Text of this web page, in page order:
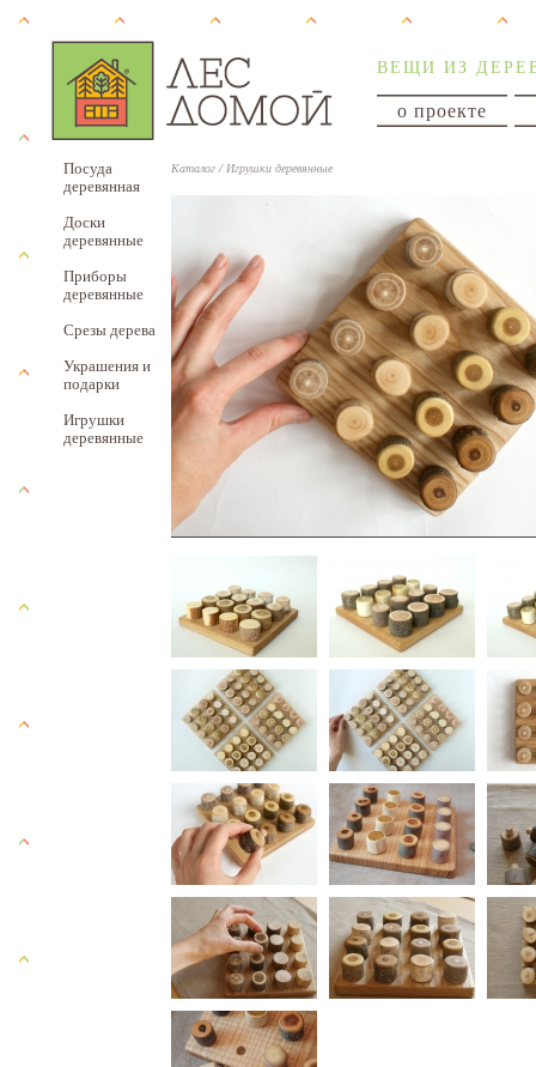
ВЕЩИ ИЗ
о проекте
Посуда
деревянная
Доски
деревянные
Приборы
деревянные
Срезы дерева
Украшения и
подарки
Игрушки
деревянные
Каталог / Игрушки деревянные